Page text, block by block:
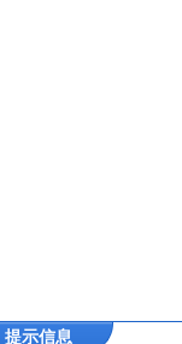
提示信息